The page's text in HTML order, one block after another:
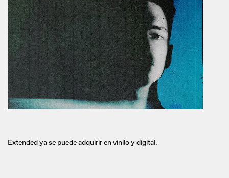
Extended ya se puede adquirir en vinilo y digital.